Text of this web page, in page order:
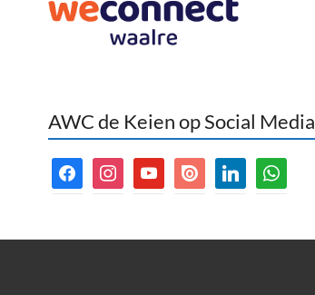
AWC de Keien op Social Media
facebookinstagramyoutubeissuu linkedinwhatsapp